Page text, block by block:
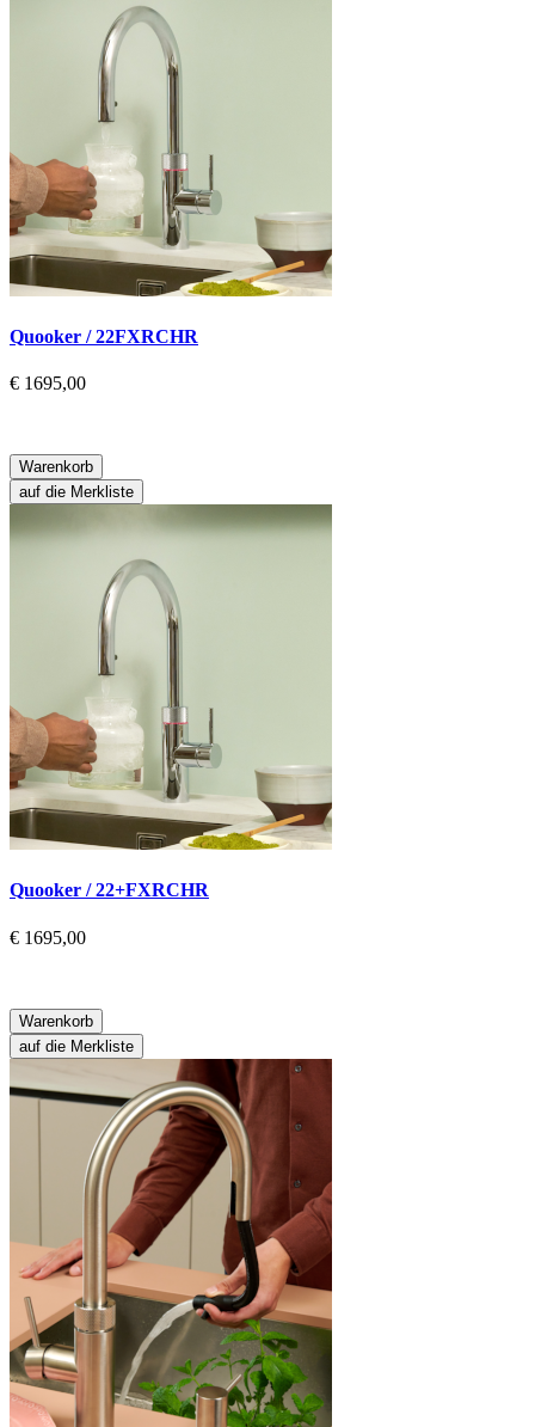
Quooker / 22FXRCHR
€ 1695,00
Warenkorb
auf die Merkliste
Quooker / 22+FXRCHR
€ 1695,00
Warenkorb
auf die Merkliste